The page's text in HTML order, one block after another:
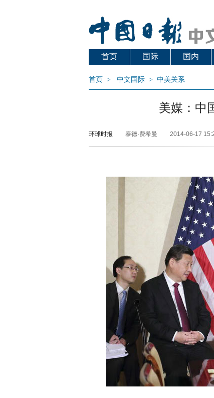
首页 国际 国内
首页 > 中文国际 > 中美关系
美媒：中
环球时报 泰德·费希曼 2014-06-17